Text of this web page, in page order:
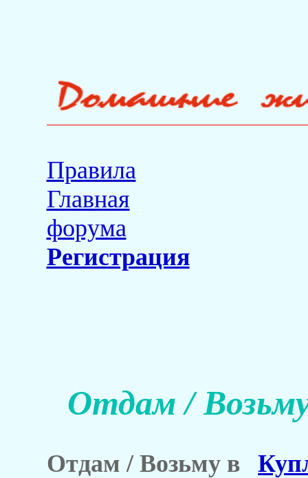
Правила
Главная
форума
Регистрация
Отдам /
Отдам / Возьму в